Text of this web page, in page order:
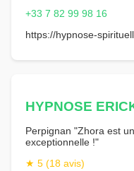
+33 7 82 99 98 16
https://hypnose-
HYPNOSE
Perpignan "Zhora est
exceptionnelle !"
★ 5 (18 avis)